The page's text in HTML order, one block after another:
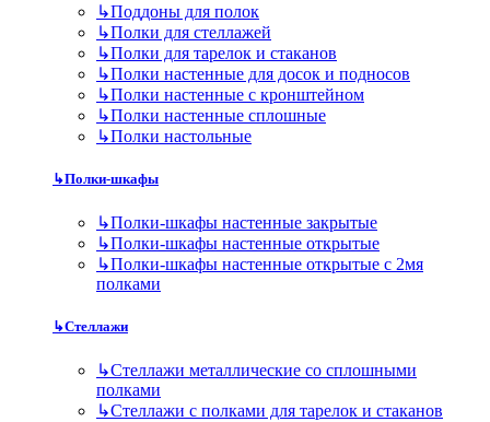
↳Поддоны для полок
↳Полки для стеллажей
↳Полки для тарелок и стаканов
↳Полки настенные для досок и подносов
↳Полки настенные с кронштейном
↳Полки настенные сплошные
↳Полки настольные
↳Полки-шкафы
↳Полки-шкафы настенные закрытые
↳Полки-шкафы настенные открытые
↳Полки-шкафы настенные открытые с 2мя
полками
↳Стеллажи
↳Стеллажи металлические со сплошными
полками
↳Стеллажи с полками для тарелок и стаканов